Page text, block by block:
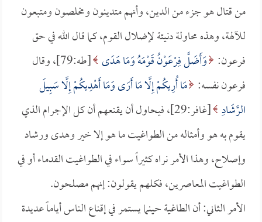
من قتال هو جزء من الدين، وأنهم متدينون ومخلصون ومتبعون
للآلهة، وهذه محاولة دنيئة لإضلال القوم، كما قال الله في حق
فرعون: وَأَضَلَّ فِرْعَوْنُ قَوْمَهُ وَمَا هَدَى
[طه:79]، وقال
فرعون نفسه: مَا أُرِيكُمْ إِلَّا مَا أَرَى وَمَا أَهْدِيكُمْ إِلَّا سَبِيلَ
الرَّشَادِ
[غافر:29]، فيحاول أن يقنعهم أن كل الإجرام الذي
يقوم به هو وأمثاله من الطواغيت ما هو إلا خير وهدى ورشاد
وإصلاح، وهذا الأمر نراه كثيراً سواء في الطواغيت القدماء أو في
الطواغيت المعاصرين، فكلهم يقولون: إنهم مصلحون.
الأمر الثاني: أن الطاغية حينما يستمر في إقناع الناس أياماً عديدة